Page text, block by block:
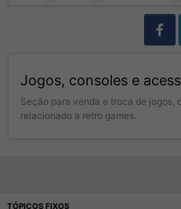
Jogos, consoles e
Seção para venda e troca de jogos,
relacionado a retro games.